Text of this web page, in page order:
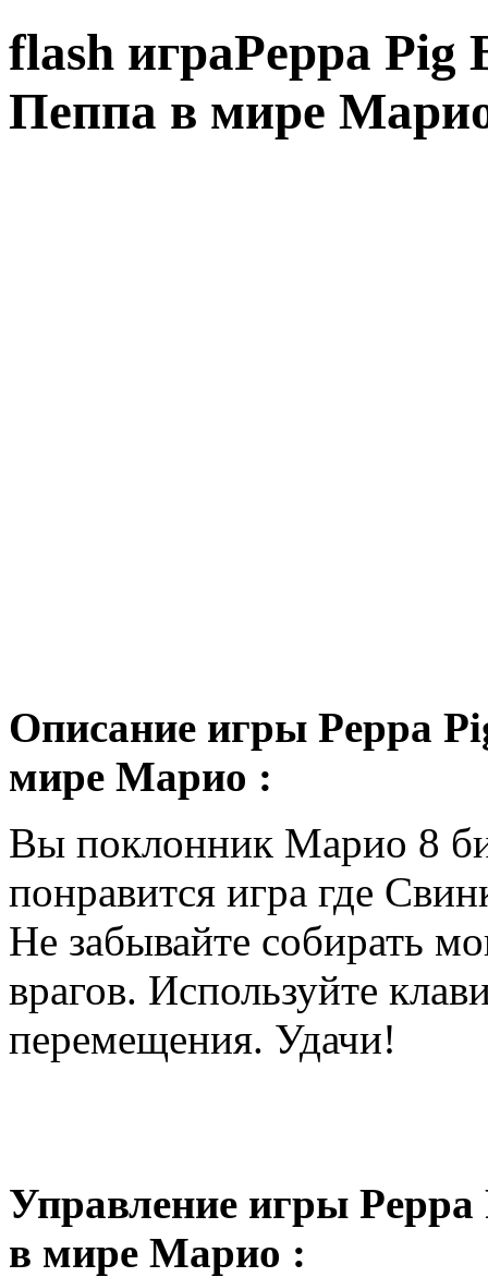
flash играPeppa
Пеппа в мире
Описание игры Peppa
мире Марио :
Вы поклонник Марио 8
понравится игра где
Не забывайте собирать
врагов. Используйте
перемещения. Удачи!
Управление игры
в мире Марио :